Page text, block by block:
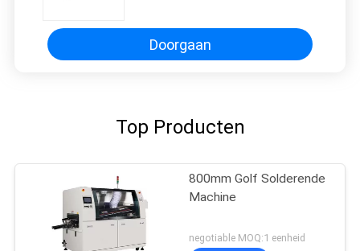
Doorgaan
Top Producten
800mm Golf Solderende
Machine
negotiable MOQ:1 eenheid